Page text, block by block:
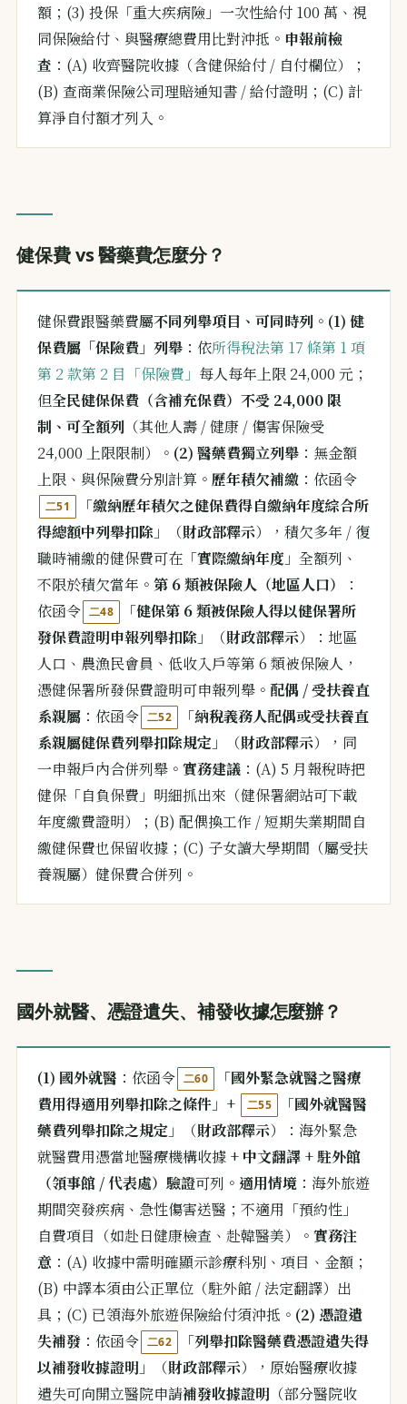
額；(3) 投保「重大疾病險」一次性給付 100 萬、視
同保險給付、與醫療總費用比對沖抵。 申報前檢
查 ：(A) 收齊醫院收據（含健保給付 / 自付欄位）；
(B) 查商業保險公司理賠通知書 / 給付證明；(C) 計
算淨自付額才列入。
健保費 vs 醫藥費怎麼分？
健保費跟醫藥費屬不同列舉項目、可同時列 。 (1) 健
保費屬「保險費」列舉 ：依所得稅法第 17 條第 1 項
第 2 款第 2 目「保險費」 每人每年上限 24,000 元；
但全民健保保費（含補充保費）不受 24,000 限
制、可全額列 （其他人壽 / 健康 / 傷害保險受
24,000 上限限制）。 (2) 醫藥費獨立列舉 ：無金額
上限、與保險費分別計算。 歷年積欠補繳 ：依函令
二51 「繳納歷年積欠之健保費得自繳納年度綜合所
得總額中列舉扣除 」（財政部釋示），積欠多年 / 復
職時補繳的健保費可在「實際繳納年度 」全額列、
不限於積欠當年。 第 6 類被保險人（地區人口）
：
依函令 二48 「健保第 6 類被保險人得以健保署所
發保費證明申報列舉扣除 」（財政部釋示）：地區
人口、農漁民會員、低收入戶等第 6 類被保險人，
憑健保署所發保費證明可申報列舉。 配偶 / 受扶養直
系親屬 ：依函令 二52 「納稅義務人配偶或受扶養直
系親屬健保費列舉扣除規定 」（財政部釋示），同
一申報戶內合併列舉。 實務建議 ：(A) 5 月報稅時把
健保「自負保費」明細抓出來（健保署網站可下載
年度繳費證明）；(B) 配偶換工作 / 短期失業期間自
繳健保費也保留收據；(C) 子女讀大學期間（屬受扶
養親屬）健保費合併列。
國外就醫、憑證遺失、補發收據怎麼辦？
(1) 國外就醫 ：依函令 二60 「國外緊急就醫之醫療
費用得適用列舉扣除之條件 」+ 二55 「國外就醫醫
藥費列舉扣除之規定 」（財政部釋示）：海外緊急
就醫費用憑當地醫療機構收據 + 中文翻譯 +駐外館
（領事館 / 代表處）驗證可列。 適用情境 ：海外旅遊
期間突發疾病、急性傷害送醫；不適用「預約性」
自費項目（如赴日健康檢查、赴韓醫美）。 實務注
意 ：(A) 收據中需明確顯示診療科別、項目、金額；
(B) 中譯本須由公正單位（駐外館 / 法定翻譯）出
具；(C) 已領海外旅遊保險給付須沖抵。 (2) 憑證遺
失補發 ：依函令 二62 「列舉扣除醫藥費憑證遺失得
以補發收據證明 」（財政部釋示），原始醫療收據
遺失可向開立醫院申請補發收據證明 （部分醫院收